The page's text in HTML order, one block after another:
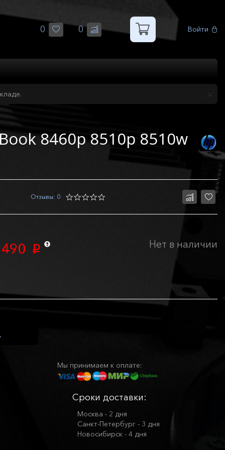
0 0 Войти
8460p 8510p 8510w
Отзывы: 0
p Нет в наличии
Мы принимаем к оплате:
Сроки доставки:
Москва - 2 дня
Санкт-Петербург - 3 дня
Новосибирск - 4 дня